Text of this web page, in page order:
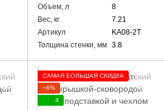
Объем, л
8
Вес, кг
7.21
Артикул
KA08-2T
Толщина стенки, мм 3.8
САМАЯ БОЛЬШАЯ СКИДКА
−6%
4